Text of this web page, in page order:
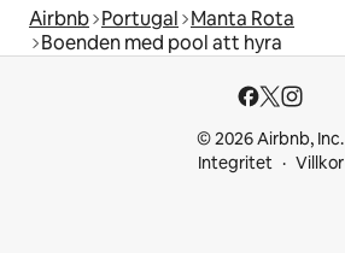
Airbnb Portugal Manta Rota
Boenden med pool att hyra
© 2026 Airbnb, Inc.
Integritet
Villkor